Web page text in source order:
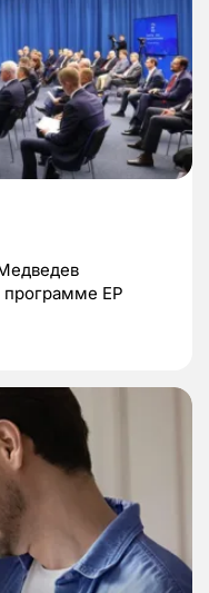
программе ЕР